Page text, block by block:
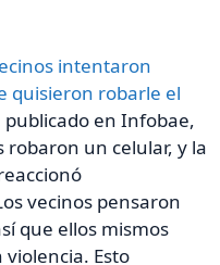
intentaron
quisieron robarle el
publicado en Infobae,
robaron un celular, y la
vecinos pensaron
que ellos mismos
Esto